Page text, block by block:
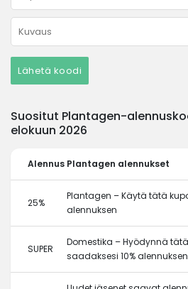
Lähetä koodi
Suositut Plantagen-
elokuun 2026
Alennus Plantagen alennukset
25%
Plantagen – Käytä tätä
alennuksen
SUPER
Domestika – Hyödynnä
saadaksesi 10% alennuksen